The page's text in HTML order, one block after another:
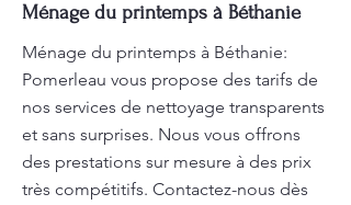
Ménage du printemps à Béthanie
Ménage du printemps à Béthanie:
Pomerleau vous propose des tarifs de
nos services de nettoyage transparents
et sans surprises. Nous vous offrons
des prestations sur mesure à des prix
très compétitifs. Contactez-nous dès